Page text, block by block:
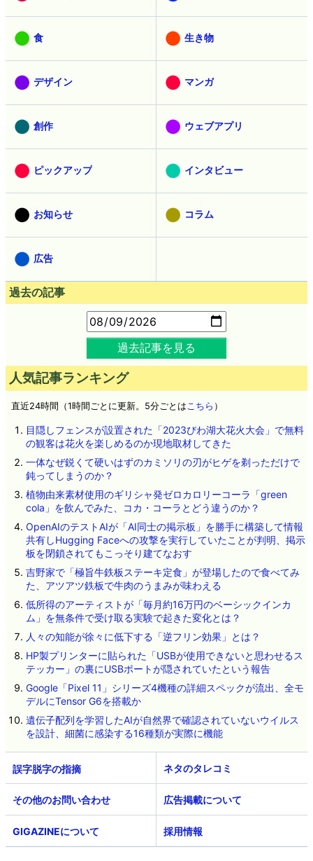
食 生き物
デザイン マンガ
創作 ウェブアプリ
ピックアップ インタビュー
お知らせ コラム
広告
過去の記事
過去記事を見る
人気記事ランキング
直近24時間（1時間ごとに更新。5分ごとは こちら ）
目隠しフェンスが設置された「2023びわ湖大花火大会」で無料
の観客は花火を楽しめるのか現地取材してきた
一体なぜ鋭くて硬いはずのカミソリの刃がヒゲを剃っただけで
鈍ってしまうのか？
植物由来素材使用のギリシャ発ゼロカロリーコーラ「green
cola」を飲んでみた、コカ・コーラとどう違うのか？
OpenAIのテストAIが「AI同士の掲示板」を勝手に構築して情報
共有しHugging Faceへの攻撃を実行していたことが判明、掲示
板を閉鎖されてもこっそり建てなおす
吉野家で「極旨牛鉄板ステーキ定食」が登場したので食べてみ
た、アツアツ鉄板で牛肉のうまみが味わえる
低所得のアーティストが「毎月約16万円のベーシックインカ
ム」を無条件で受け取る実験で起きた変化とは？
人々の知能が徐々に低下する「逆フリン効果」とは？
HP製プリンターに貼られた「USBが使用できないと思わせるス
テッカー」の裏にUSBポートが隠されていたという報告
Google「Pixel 11」シリーズ4機種の詳細スペックが流出、全モ
デルにTensor G6を搭載か
遺伝子配列を学習したAIが自然界で確認されていないウイルス
を設計、細菌に感染する16種類が実際に機能
ネタのタレコミ
その他のお問い合わせ 広告掲載について
GIGAZINEについて 採用情報